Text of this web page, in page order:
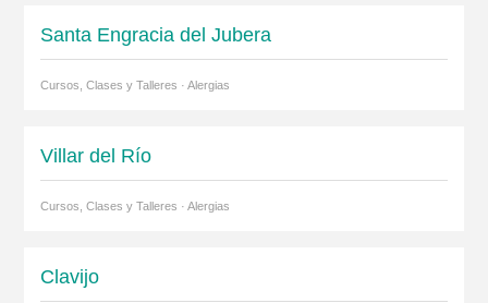
Santa Engracia del Jubera
Cursos, Clases y Talleres · Alergias
Villar del Río
Cursos, Clases y Talleres · Alergias
Clavijo